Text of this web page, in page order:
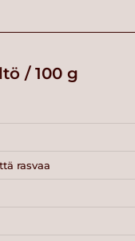
/ 100 g
rasvaa